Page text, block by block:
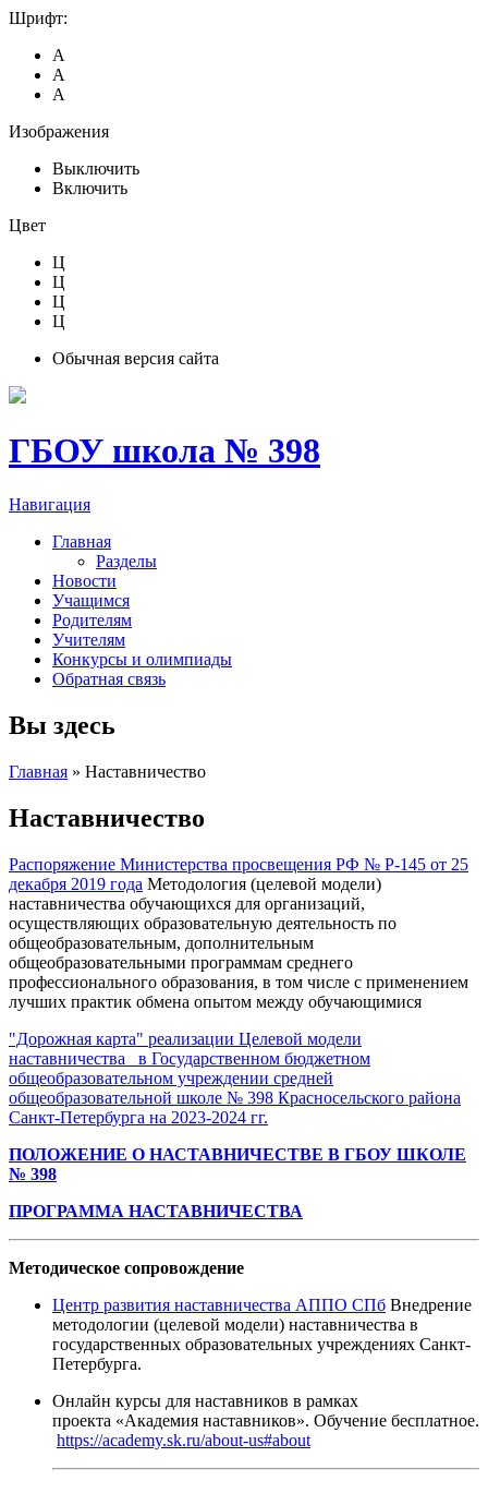
Шрифт:
А
А
А
Изображения
Выключить
Включить
Цвет
Ц
Ц
Ц
Ц
Обычная версия сайта
ГБОУ школа № 398
Навигация
Главная
Разделы
Новости
Учащимся
Родителям
Учителям
Конкурсы и олимпиады
Обратная связь
Вы здесь
Главная » Наставничество
Наставничество
Распоряжение Министерства просвещения РФ № Р-145 от 25
декабря 2019 года Методология (целевой модели)
наставничества обучающихся для организаций,
осуществляющих образовательную деятельность по
общеобразовательным, дополнительным
общеобразовательными программам среднего
профессионального образования, в том числе с применением
лучших практик обмена опытом между обучающимися
"Дорожная карта" реализации Целевой модели
наставничества в Государственном бюджетном
общеобразовательном учреждении средней
общеобразовательной школе № 398 Красносельского района
Санкт-Петербурга на 2023-2024 гг.
ПОЛОЖЕНИЕ О НАСТАВНИЧЕСТВЕ В ГБОУ ШКОЛЕ
№ 398
ПРОГРАММА НАСТАВНИЧЕСТВА
Методическое сопровождение
Центр развития наставничества АППО СПб Внедрение
методологии (целевой модели) наставничества в
государственных образовательных учреждениях Санкт-
Петербурга.
Онлайн курсы для наставников в рамках
проекта «Академия наставников». Обучение бесплатное.
https://academy.sk.ru/about-us#about